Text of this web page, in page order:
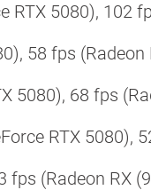
5080), 102
58 fps (Radeon
5080), 68 fps
RTX 5080),
fps (Radeon RX